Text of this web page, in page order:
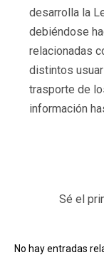
desarrolla la
debiéndose
relacionadas
distintos
trasporte de
información
Sé el
No hay entradas